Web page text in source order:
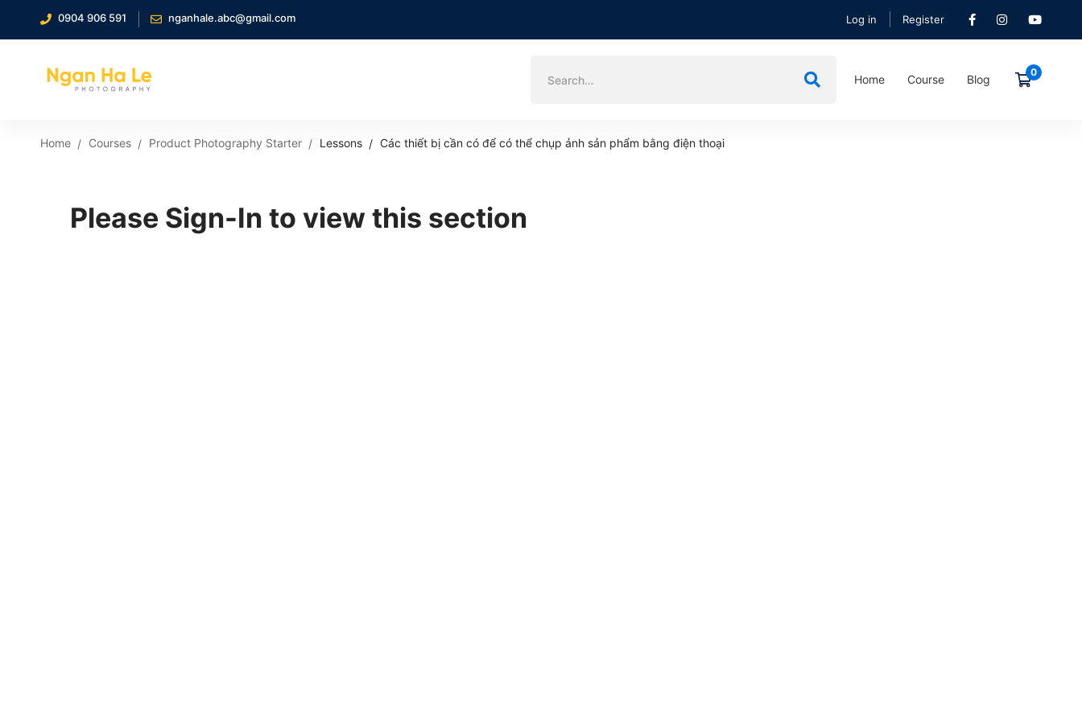
0904 906 591 nganhale.abc@gmail.com Log in Register
Home Course Blog
Home Courses Product Photography Starter Lessons Các thiết bị cần có để có thể chụp ảnh sản phẩm bằng điện thoại
Please Sign-In to view this section